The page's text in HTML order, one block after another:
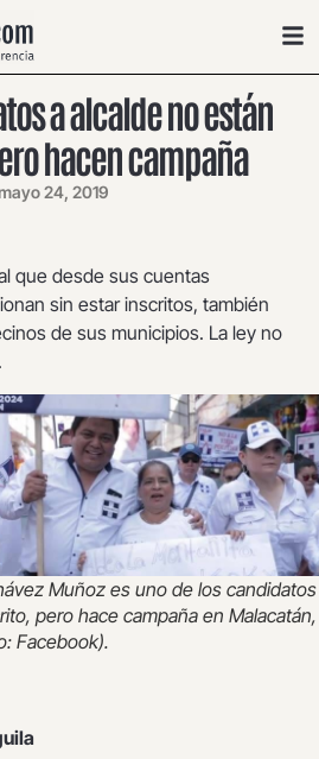
a alcalde no están
hacen campaña
24, 2019
que desde sus cuentas
sin estar inscritos, también
de sus municipios. La ley no
Muñoz es uno de los candidatos
pero hace campaña en Malacatán,
Facebook).